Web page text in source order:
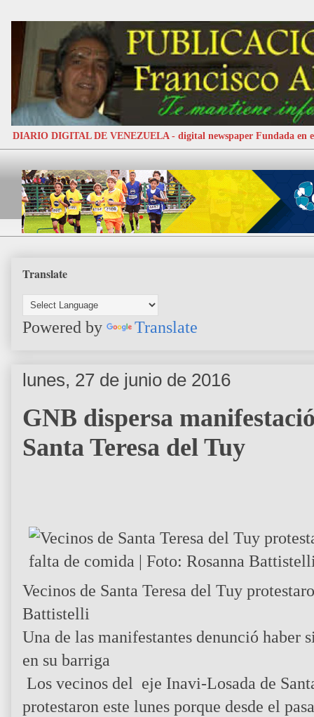
DIARIO DIGITAL DE VENEZUELA - digital newspaper Fundada en
Translate
Powered by Translate
lunes, 27 de junio de 2016
GNB dispersa
Santa Teresa del Tuy
Vecinos de Santa Teresa del Tuy
Battistelli
Una de las manifestantes denunció haber
en su barriga
Los vecinos del eje Inavi-Losada de
protestaron este lunes porque desde el